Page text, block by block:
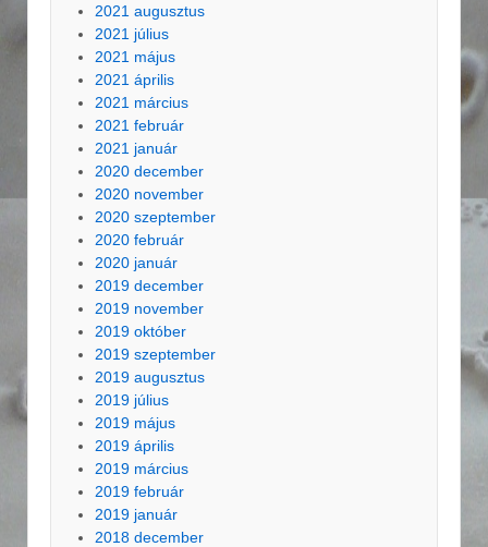
2021 augusztus
2021 július
2021 május
2021 április
2021 március
2021 február
2021 január
2020 december
2020 november
2020 szeptember
2020 február
2020 január
2019 december
2019 november
2019 október
2019 szeptember
2019 augusztus
2019 július
2019 május
2019 április
2019 március
2019 február
2019 január
2018 december